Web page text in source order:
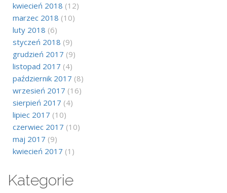
kwiecień 2018 (12)
marzec 2018 (10)
luty 2018 (6)
styczeń 2018 (9)
grudzień 2017 (9)
listopad 2017 (4)
październik 2017 (8)
wrzesień 2017 (16)
sierpień 2017 (4)
lipiec 2017 (10)
czerwiec 2017 (10)
maj 2017 (9)
kwiecień 2017 (1)
Kategorie